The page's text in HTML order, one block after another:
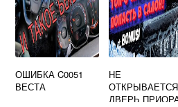
ОШИБКА C0051
ВЕСТА
НЕ
ОТКРЫВАЕТСЯ
ДВЕРЬ